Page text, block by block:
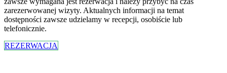
zarezerwowanej wizyty. Aktualnych informacji na temat
dostępności zawsze udzielamy w recepcji, osobiście lub
telefonicznie.
REZERWACJA